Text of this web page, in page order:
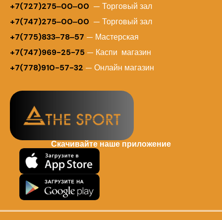
+7(727)275‒00‒00 — Торговый зал
+7(747)275‒00‒00 — Торговый зал
+7(775)833‒78‒57 — Мастерская
+7(747)969-25-75 — Каспи магазин
+7(778)910-57-32 — Онлайн магазин
Скачивайте наше приложение